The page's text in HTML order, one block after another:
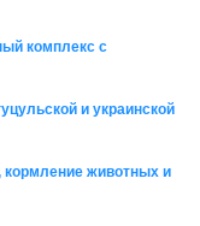
комплекс с
и украинской
кормление животных и